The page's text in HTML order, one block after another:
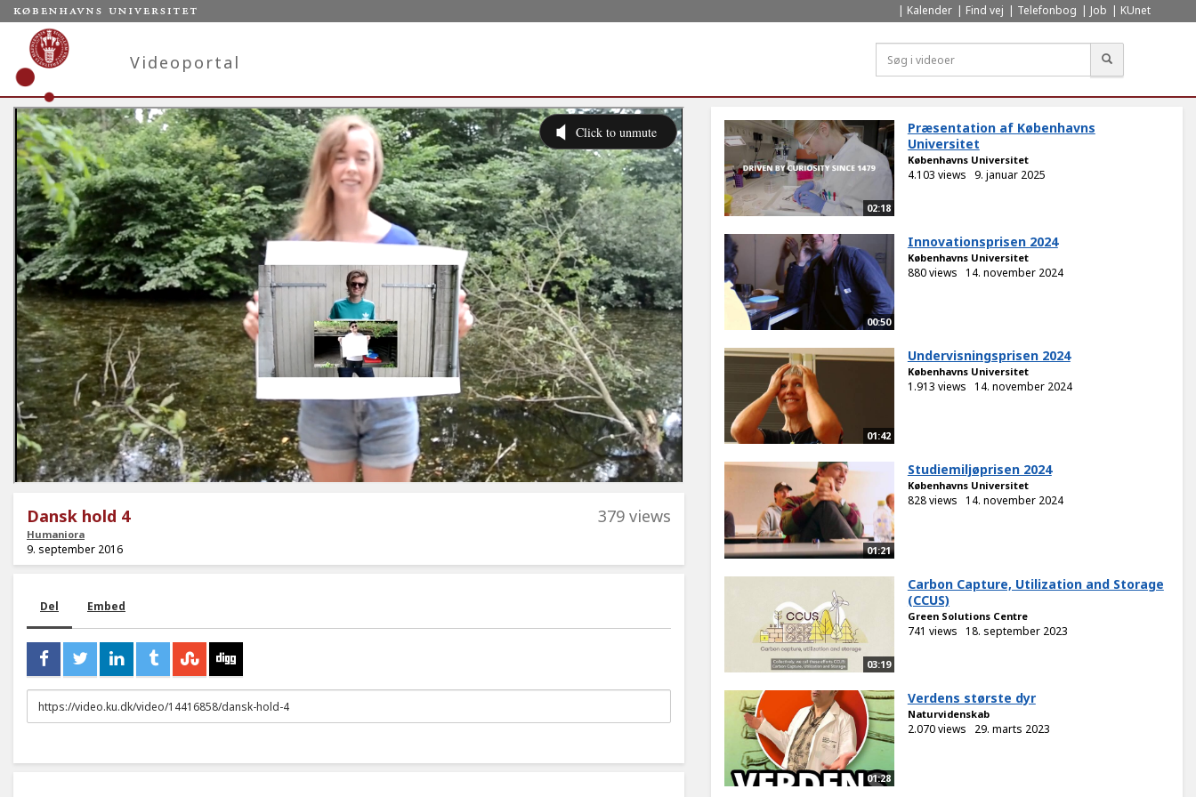
Kalender Find vej Telefonbog Job KUnet
Videoportal
Dansk hold 4
Humaniora
379 views
9. september 2016
Del Embed
URL
to
02:18
Præsentation af Københavns
Universitet
Københavns Universitet
4.103 views 9. januar 2025
00:50
Innovationsprisen 2024
Københavns Universitet
880 views 14. november 2024
01:42
Undervisningsprisen 2024
Københavns Universitet
1.913 views 14. november 2024
01:21
Studiemiljøprisen 2024
Københavns Universitet
828 views 14. november 2024
03:19
Carbon Capture, Utilization and Storage
(CCUS)
Green Solutions Centre
741 views 18. september 2023
01:28
Verdens største dyr
Naturvidenskab
2.070 views 29. marts 2023